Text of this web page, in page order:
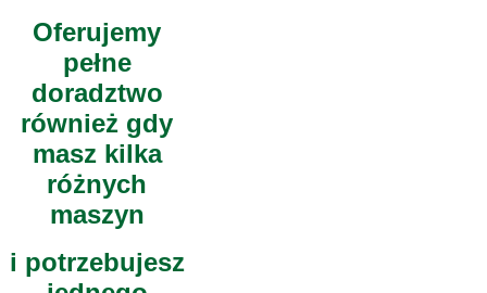
Oferujemy
pełne
doradztwo
również gdy
masz kilka
różnych
maszyn
i potrzebujesz